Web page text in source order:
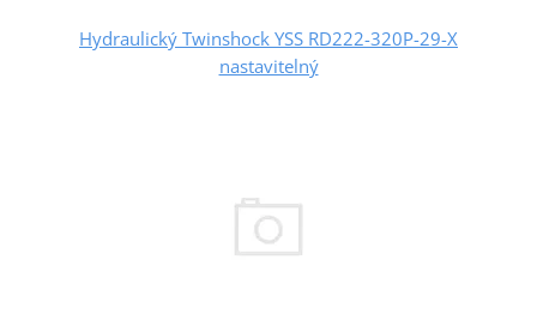
Hydraulický Twinshock YSS RD222-320P-29-X
nastavitelný